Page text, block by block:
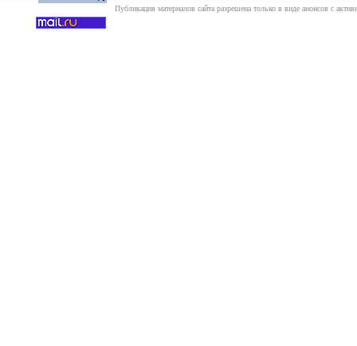
Публикация материалов сайта разрешена только в виде анонсов с